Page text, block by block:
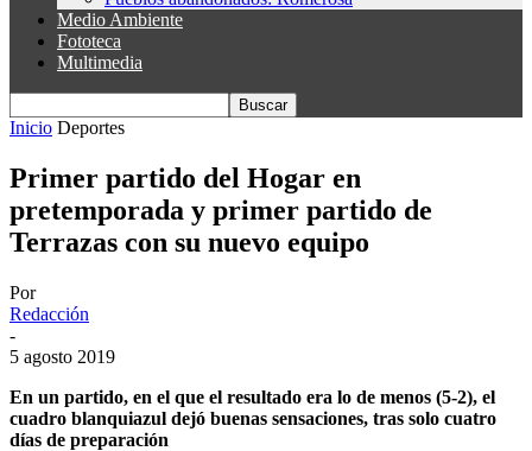
Medio Ambiente
Fototeca
Multimedia
Inicio Deportes
Primer partido del Hogar en
pretemporada y primer partido de
Terrazas con su nuevo equipo
Por
Redacción
-
5 agosto 2019
En un partido, en el que el resultado era lo de menos (5-2), el
cuadro blanquiazul dejó buenas sensaciones, tras solo cuatro
días de preparación